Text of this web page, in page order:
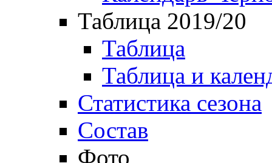
Таблица 2019/20
Таблица
Таблица и
Статистика сезона
Состав
Фото